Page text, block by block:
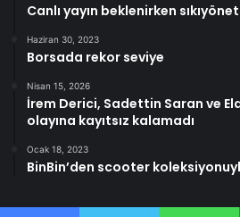
Canlı yayın beklenirken
Haziran 30, 2023
Borsada rekor seviye
Nisan 15, 2026
İrem Derici, Sadettin Saran ve
olayına kayıtsız kalamadı
Ocak 18, 2023
BinBin’den scooter